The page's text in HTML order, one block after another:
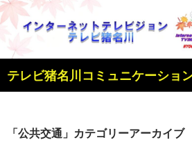
索
ン「公共交通」カテゴリーアーカイブ